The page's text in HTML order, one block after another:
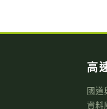
高
國道
資料